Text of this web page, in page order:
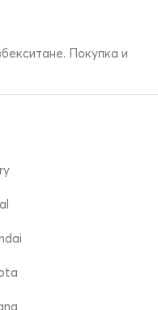
Покупка и